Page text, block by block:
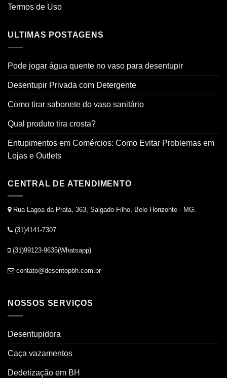
Termos de Uso
ULTIMAS POSTAGENS
Pode jogar água quente no vaso para desentupir
Desentupir Privada com Detergente
Como tirar sabonete do vaso sanitário
Qual produto tira crosta?
Entupimentos em Comércios: Como Evitar Problemas em
Lojas e Outlets
CENTRAL DE ATENDIMENTO
Rua Lagoa da Prata, 363, Salgado Filho, Belo Horizonte - MG.
(31)4141-7307
(31)99123-9635(Whatsapp)
contato@desentopbh.com.br
NOSSOS SERVIÇOS
Desentupidora
Caça vazamentos
Dedetização em BH